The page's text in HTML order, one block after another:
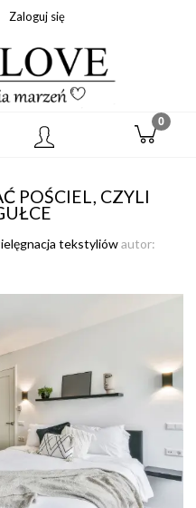
Zaloguj się
POŚCIEL, CZYLI
tekstyliówautor: